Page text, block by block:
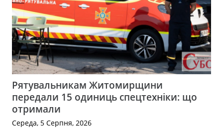
Рятувальникам Житомирщини
передали 15 одиниць спецтехніки: що
отримали
Середа, 5 Серпня, 2026